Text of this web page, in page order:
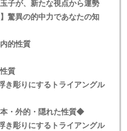
子が、新たな視点から運勢
驚異の的中力であなたの知
的性質
質
き彫りにするトライアングル
・外的・隠れた性質◆
き彫りにするトライアングル